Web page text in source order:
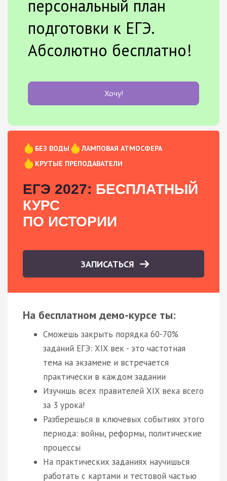
персональный план
подготовки к ЕГЭ.
Абсолютно бесплатно!
Хочу!
БЕЗ ВОДЫ
ЛАМПОВАЯ АТМОСФЕРА
КРУТЫЕ ПРЕПОДАВАТЕЛИ
ЕГЭ 2027: БЕСПЛАТНЫЙ
КУРС
ПО ИСТОРИИ
ЗАПИСАТЬСЯ
На бесплатном демо-курсе ты:
Сможешь закрыть порядка 60-70%
заданий ЕГЭ: XIX век - это частотная
тема на экзамене и встречается
практически в каждом задании
Изучишь всех правителей XIX века всего
за 3 урока!
Разберешься в ключевых событиях этого
периода: войны, реформы, политические
процессы
На практических заданиях научишься
работать с картами и тестовой частью